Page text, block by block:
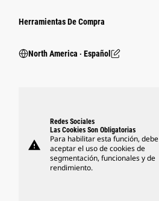
Herramientas De Compra
North America ‧ Español
warning
Redes Sociales
Las Cookies Son Obligatorias
Para habilitar esta función, debe
aceptar el uso de cookies de
segmentación, funcionales y de
rendimiento.